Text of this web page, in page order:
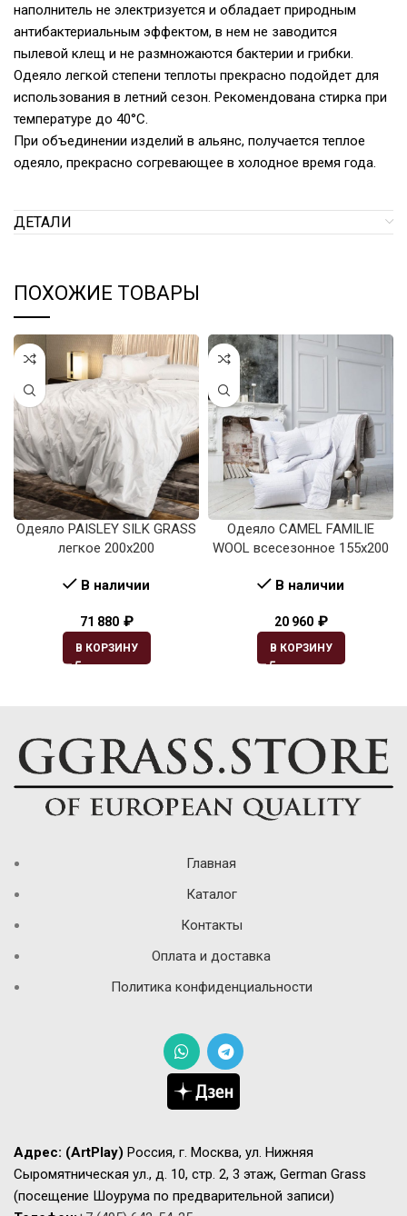
наполнитель не электризуется и обладает природным
антибактериальным эффектом, в нем не заводится
пылевой клещ и не размножаются бактерии и грибки.
Одеяло легкой степени теплоты прекрасно подойдет для
использования в летний сезон. Рекомендована стирка при
температуре до 40°С.
При объединении изделий в альянс, получается теплое
одеяло, прекрасно согревающее в холодное время года.
ДЕТАЛИ
ПОХОЖИЕ ТОВАРЫ
Одеяло PAISLEY SILK GRASS
легкое 200х200
В наличии
71 880 ₽
В КОРЗИНУ
Одеяло CAMEL FAMILIE
WOOL всесезонное 155х200
В наличии
20 960 ₽
В КОРЗИНУ
Главная
Каталог
Контакты
Оплата и доставка
Политика конфиденциальности
Адрес: (ArtPlay) Россия, г. Москва, ул. Нижняя
Сыромятническая ул., д. 10, стр. 2, 3 этаж, German Grass
(посещение Шоурума по предварительной записи)